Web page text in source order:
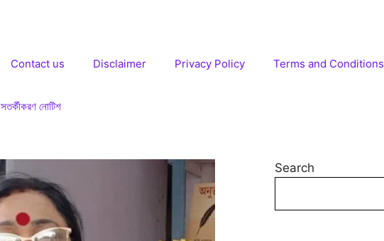
Contact us Disclaimer Privacy Policy Terms and Conditions
সতর্কীকরণ নোটিশ
Search